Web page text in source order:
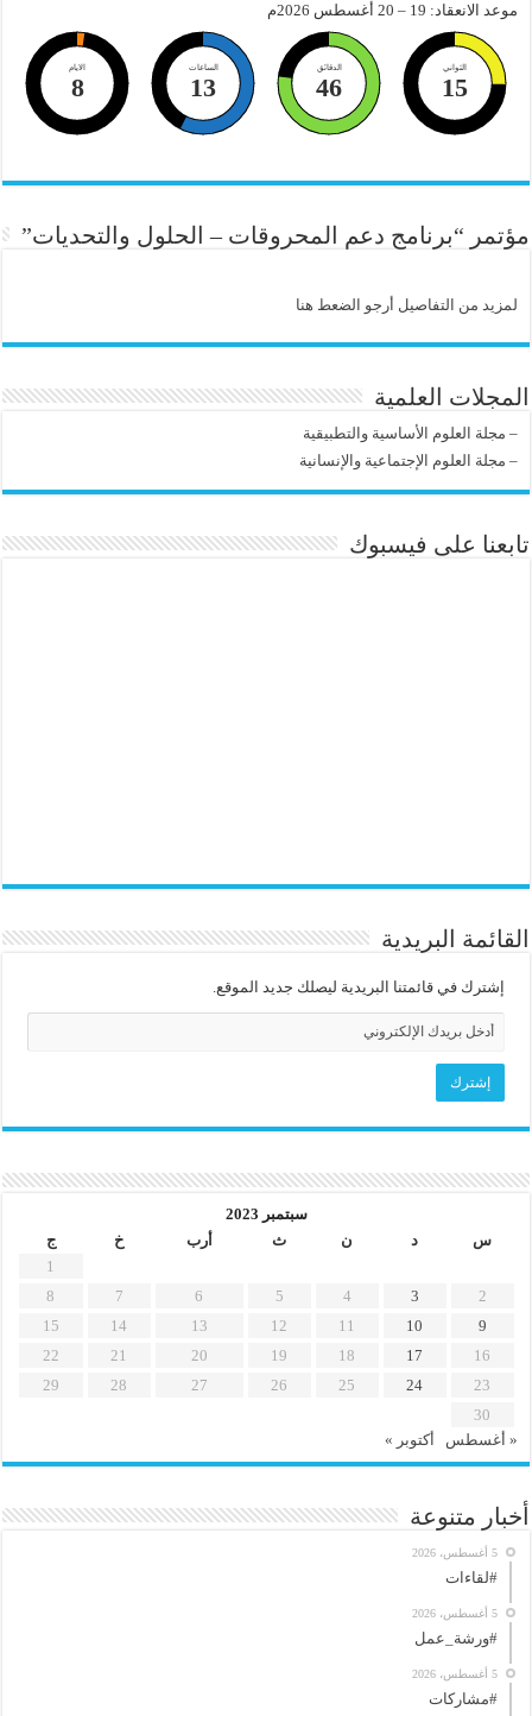
موعد الانعقاد: 19 – 20 أغسطس 2026م
الايام
8
الساعات
13
الدقائق
46
الثواني
14
مؤتمر “برنامج دعم المحروقات – الحلول والتحديات”
لمزيد من التفاصيل أرجو الضعط هنا
المجلات العلمية
– مجلة العلوم الأساسية والتطبيقية
– مجلة العلوم الإجتماعية والإنسانية
تابعنا على فيسبوك
القائمة البريدية
إشترك في قائمتنا البريدية ليصلك جديد الموقع.
سبتمبر 2023
س
د ن ث أرب خ
ج
1
2
3
4
5
6
7
8
9
10
11
12
13
14
15
16
17
18
19
20
21
22
23
24
25
26
27
28
29
30
« أغسطس
أكتوبر »
أخبار متنوعة
5 أغسطس، 2026
#لقاءات
5 أغسطس، 2026
#ورشة_عمل
5 أغسطس، 2026
#مشاركات